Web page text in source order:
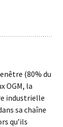
(80% du
OGM, la
industrielle
sa chaîne
qu’ils